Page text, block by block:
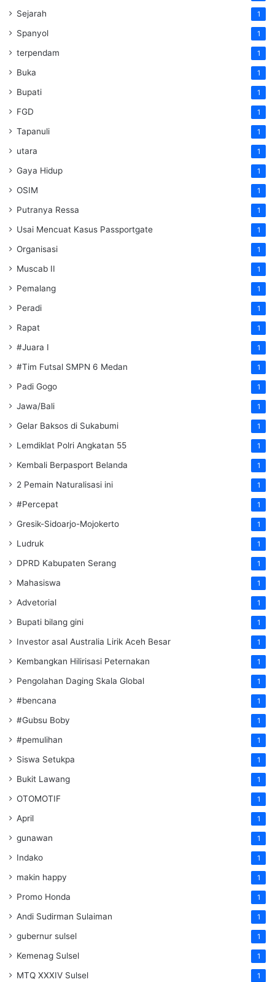
Sejarah 1
Spanyol 1
terpendam 1
Buka 1
Bupati 1
FGD 1
Tapanuli 1
utara 1
Gaya Hidup 1
OSIM 1
Putranya Ressa 1
Usai Mencuat Kasus Passportgate 1
Organisasi 1
Muscab II 1
Pemalang 1
Peradi 1
Rapat 1
#Juara I 1
#Tim Futsal SMPN 6 Medan 1
Padi Gogo 1
Jawa/Bali 1
Gelar Baksos di Sukabumi 1
Lemdiklat Polri Angkatan 55 1
Kembali Berpasport Belanda 1
2 Pemain Naturalisasi ini 1
#Percepat 1
Gresik-Sidoarjo-Mojokerto 1
Ludruk 1
DPRD Kabupaten Serang 1
Mahasiswa 1
Advetorial 1
Bupati bilang gini 1
Investor asal Australia Lirik Aceh Besar 1
Kembangkan Hilirisasi Peternakan 1
Pengolahan Daging Skala Global 1
#bencana 1
#Gubsu Boby 1
#pemulihan 1
Siswa Setukpa 1
Bukit Lawang 1
OTOMOTIF 1
April 1
gunawan 1
Indako 1
makin happy 1
Promo Honda 1
Andi Sudirman Sulaiman 1
gubernur sulsel 1
Kemenag Sulsel 1
MTQ XXXIV Sulsel 1